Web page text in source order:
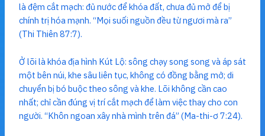
là đệm cắt mạch: đủ nước để khóa đất, chưa đủ mở để bị
chính trị hóa mạnh. “Mọi suối nguồn đều từ ngươi mà ra”
(Thi Thiên 87:7).
Ở lõi là khóa địa hình Kút Lộ: sông chạy song song và áp sát
một bên núi, khe sâu liên tục, không có đồng bằng mở; di
chuyển bị bó buộc theo sông và khe. Lõi không cần cao
nhất; chỉ cần đúng vị trí cắt mạch để làm việc thay cho con
người. “Khôn ngoan xây nhà mình trên đá” (Ma-thi-ơ 7:24).